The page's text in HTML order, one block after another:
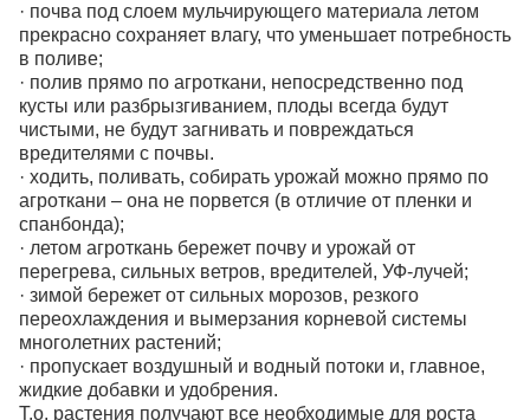
· почва под слоем мульчирующего материала летом
прекрасно сохраняет влагу, что уменьшает потребность
в поливе;
· полив прямо по агроткани, непосредственно под
кусты или разбрызгиванием, плоды всегда будут
чистыми, не будут загнивать и повреждаться
вредителями с почвы.
· ходить, поливать, собирать урожай можно прямо по
агроткани – она не порвется (в отличие от пленки и
спанбонда);
· летом агроткань бережет почву и урожай от
перегрева, сильных ветров, вредителей, УФ-лучей;
· зимой бережет от сильных морозов, резкого
переохлаждения и вымерзания корневой системы
многолетних растений;
· пропускает воздушный и водный потоки и, главное,
жидкие добавки и удобрения.
Т.о, растения получают все необходимые для роста